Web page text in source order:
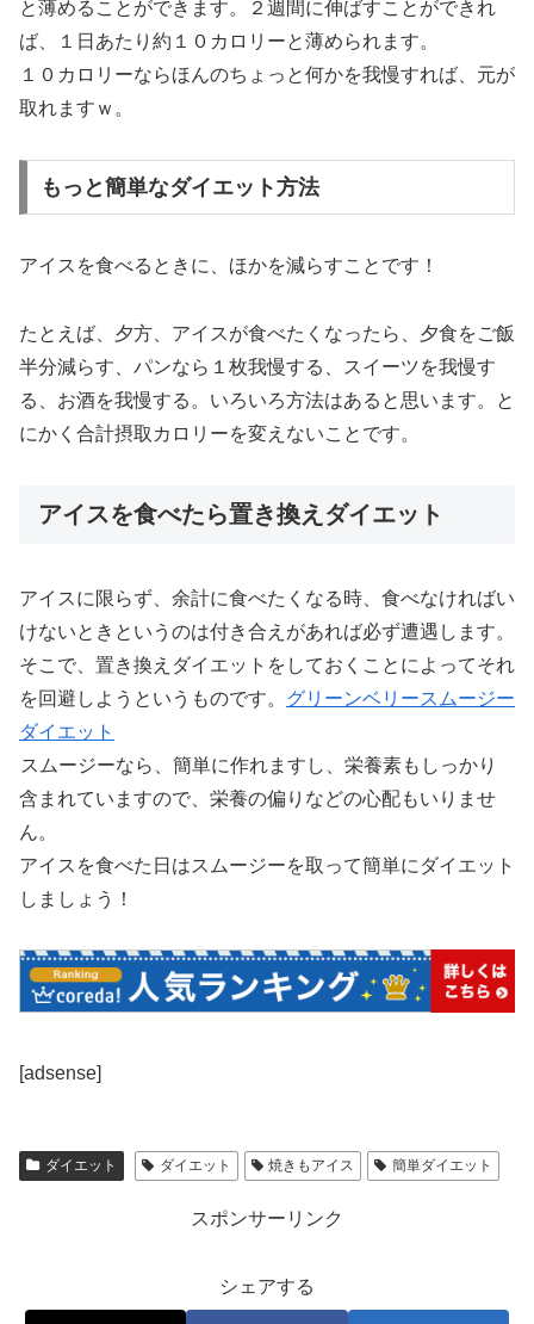
と薄めることができます。２週間に伸ばすことができれ
ば、１日あたり約１０カロリーと薄められます。
１０カロリーならほんのちょっと何かを我慢すれば、元が
取れますｗ。
もっと簡単なダイエット方法
アイスを食べるときに、ほかを減らすことです！
たとえば、夕方、アイスが食べたくなったら、夕食をご飯
半分減らす、パンなら１枚我慢する、スイーツを我慢す
る、お酒を我慢する。いろいろ方法はあると思います。と
にかく合計摂取カロリーを変えないことです。
アイスを食べたら置き換えダイエット
アイスに限らず、余計に食べたくなる時、食べなければい
けないときというのは付き合えがあれば必ず遭遇します。
そこで、置き換えダイエットをしておくことによってそれ
を回避しようというものです。 グリーンベリースムージー
ダイエット
スムージーなら、簡単に作れますし、栄養素もしっかり
含まれていますので、栄養の偏りなどの心配もいりませ
ん。
アイスを食べた日はスムージーを取って簡単にダイエット
しましょう！
[adsense]
ダイエット ダイエット 焼きもアイス 簡単ダイエット
スポンサーリンク
シェアする